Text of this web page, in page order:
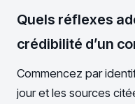
Quels réflexes
crédibilité d’un
Commencez par
jour et les sources